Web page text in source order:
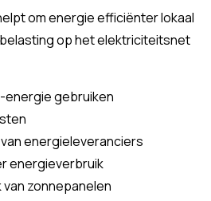
om energie efficiënter lokaal
op het elektriciteitsnet
energie gebruiken
energieleveranciers
energieverbruik
zonnepanelen